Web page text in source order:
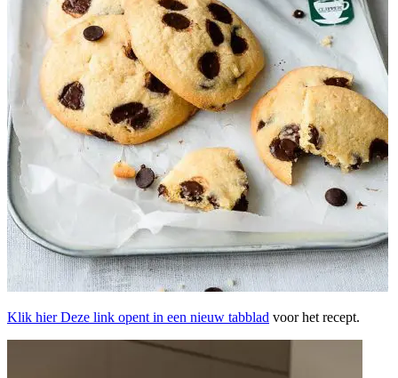
Klik hierDeze link opent in een nieuw tabblad voor het recept.